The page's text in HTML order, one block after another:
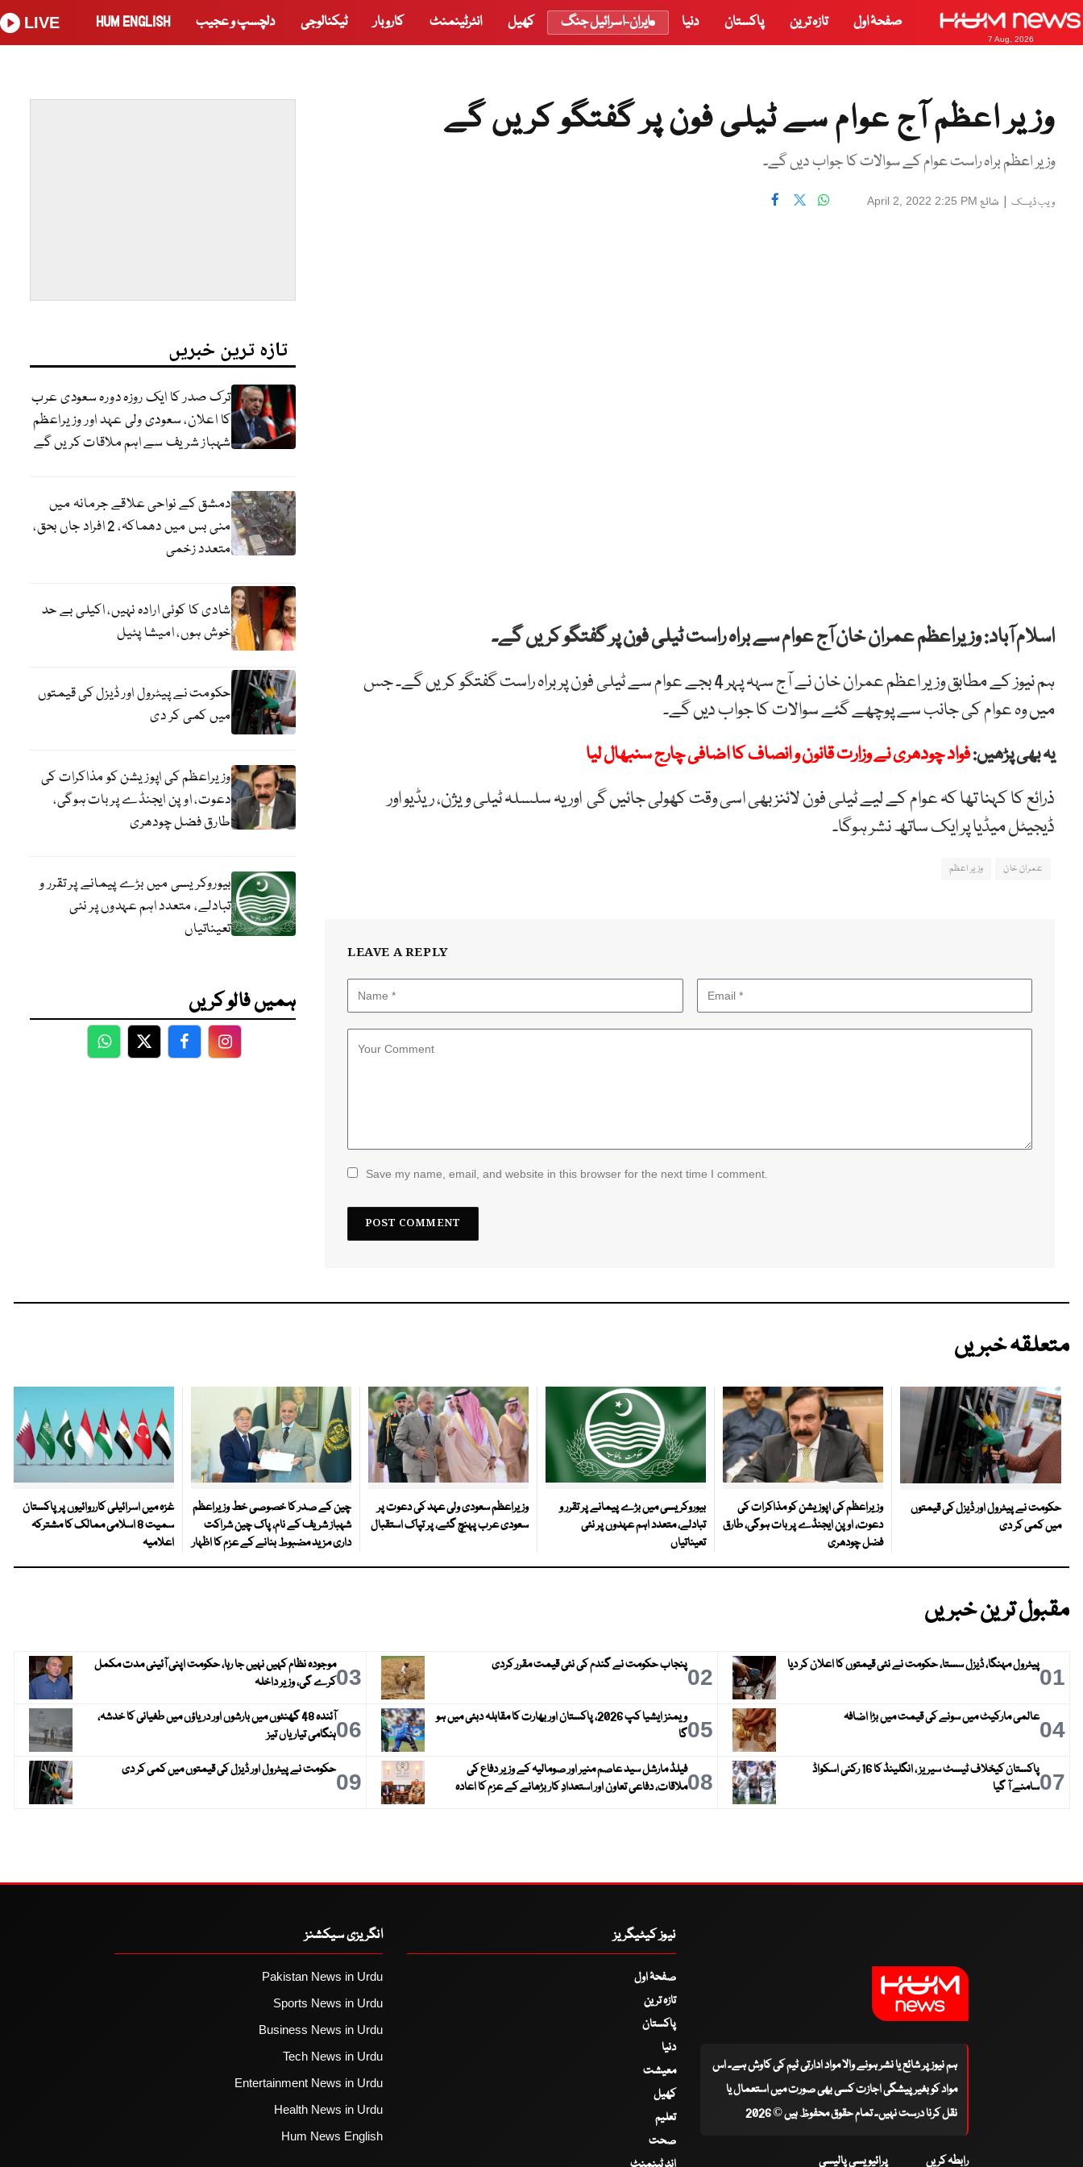
7 Aug, 2026
صفحۂ اول تازہ ترین پاکستان دنیا ایران-اسرائیل جنگ کھیل انٹرٹینمنٹ کاروبار ٹیکنالوجی دلچسپ و عجیب HUM ENGLISH
LIVE
وزیر اعظم آج عوام سے ٹیلی فون پر گفتگو کریں گے
وزیر اعظم براہ راست عوام کے سوالات کا جواب دیں گے۔
ویب ڈیسک | شائع April 2, 2022 2:25 PM
اسلام آباد: وزیراعظم عمران خان آج عوام سے براہ راست ٹیلی فون پر گفتگو کریں گے۔
ہم نیوز کے مطابق وزیر اعظم عمران خان نے آج سہہ پہر 4 بجے عوام سے ٹیلی فون پر براہ راست گفتگو کریں گے۔ جس
میں وہ عوام کی جانب سے پوچھے گئے سوالات کا جواب دیں گے۔
یہ بھی پڑھیں:فواد چودھری نے وزارت قانون و انصاف کا اضافی چارج سنبھال لیا
ذرائع کا کہنا تھا کہ عوام کے لیے ٹیلی فون لائنز بھی اسی وقت کھولی جائیں گی اور یہ سلسلہ ٹیلی ویژن، ریڈیو اور
ڈیجیٹل میڈیا پر ایک ساتھ نشر ہوگا۔
عمران خان وزیر اعظم
LEAVE A REPLY
Save my name, email, and website in this browser for the next time I comment.
تازہ ترین خبریں
ترک صدر کا ایک روزہ دورہ سعودی عرب
کا اعلان، سعودی ولی عہد اور وزیراعظم
شہباز شریف سے اہم ملاقات کریں گے
دمشق کے نواحی علاقے جرمانہ میں
منی بس میں دھماکہ، 2 افراد جاں بحق،
متعدد زخمی
شادی کا کوئی ارادہ نہیں، اکیلی بے حد
خوش ہوں، امیشا پٹیل
حکومت نے پیٹرول اور ڈیزل کی قیمتوں
میں کمی کر دی
وزیراعظم کی اپوزیشن کو مذاکرات کی
دعوت، اوپن ایجنڈے پر بات ہوگی،
طارق فضل چودھری
بیوروکریسی میں بڑے پیمانے پر تقرر و
تبادلے، متعدد اہم عہدوں پر نئی
تعیناتیاں
ہمیں فالو کریں
WhatsApp
TwitterFacebookFacebook
متعلقہ خبریں
حکومت نے پیٹرول اور ڈیزل کی قیمتوں
میں کمی کر دی
وزیراعظم کی اپوزیشن کو مذاکرات کی
دعوت، اوپن ایجنڈے پر بات ہوگی، طارق
فضل چودھری
بیوروکریسی میں بڑے پیمانے پر تقرر و
تبادلے، متعدد اہم عہدوں پر نئی
تعیناتیاں
وزیراعظم سعودی ولی عہد کی دعوت پر
سعودی عرب پہنچ گئے، پر تپاک استقبال
چین کے صدر کا خصوصی خط وزیراعظم
شہباز شریف کے نام، پاک چین شراکت
داری مزید مضبوط بنانے کے عزم کا اظہار
غزہ میں اسرائیلی کارروائیوں پر پاکستان
سمیت 8 اسلامی ممالک کا مشترکہ
اعلامیہ
مقبول ترین خبریں
01پیٹرول مہنگا، ڈیزل سستا، حکومت نے نئی قیمتوں کا اعلان کر دیا 02پنجاب حکومت نے گندم کی نئی قیمت مقرر کردی 03موجودہ نظام کہیں نہیں جا رہا، حکومت اپنی آئینی مدت مکمل
کرے گی، وزیر داخلہ
04عالمی مارکیٹ میں سونے کی قیمت میں بڑا اضافہ 05
ویمنز ایشیا کپ 2026، پاکستان اور بھارت کا مقابلہ دبئی میں ہو
گا
06
آئندہ 48 گھنٹوں میں بارشوں اور دریاؤں میں طغیانی کا خدشہ،
ہنگامی تیاریاں تیز
07
پاکستان کیخلاف ٹیسٹ سیریز ، انگلینڈ کا 16 رکنی اسکواڈ
سامنے آ گیا
08فیلڈ مارشل سید عاصم منیر اور صومالیہ کے وزیر دفاع کی
ملاقات، دفاعی تعاون اور استعدادِ کار بڑھانے کے عزم کا اعادہ
09حکومت نے پیٹرول اور ڈیزل کی قیمتوں میں کمی کر دی
ہم نیوز پر شائع یا نشر ہونے والا مواد ادارتی ٹیم کی کاوش ہے۔ اس
مواد کو بغیر پیشگی اجازت کسی بھی صورت میں استعمال یا
نقل کرنا درست نہیں۔ تمام حقوق محفوظ ہیں © 2026
رابطہ کریں پرائیویسی پالیسی
نیوز کیٹیگریز
صفحۂ اول
تازہ ترین
پاکستان
دنیا
معیشت
کھیل
تعلیم
صحت
انگریزی سیکشنز
Pakistan News in Urdu
Sports News in Urdu
Business News in Urdu
Tech News in Urdu
Entertainment News in Urdu
Health News in Urdu
Hum News English